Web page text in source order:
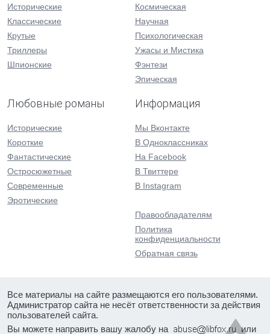
Исторические
Классические
Крутые
Триллеры
Шпионские
Космическая
Научная
Психологическая
Ужасы и Мистика
Фэнтези
Эпическая
Любовные романы
Исторические
Короткие
Фантастические
Остросюжетные
Современные
Эротические
Информация
Мы Вконтакте
В Одноклассниках
На Facebook
В Твиттере
В Instagram
Правообладателям
Политика
конфиденциальности
Обратная связь
Все материалы на сайте размещаются его пользователями.
Администратор сайта не несёт ответственности за действия
пользователей сайта.
Вы можете направить вашу жалобу на
или